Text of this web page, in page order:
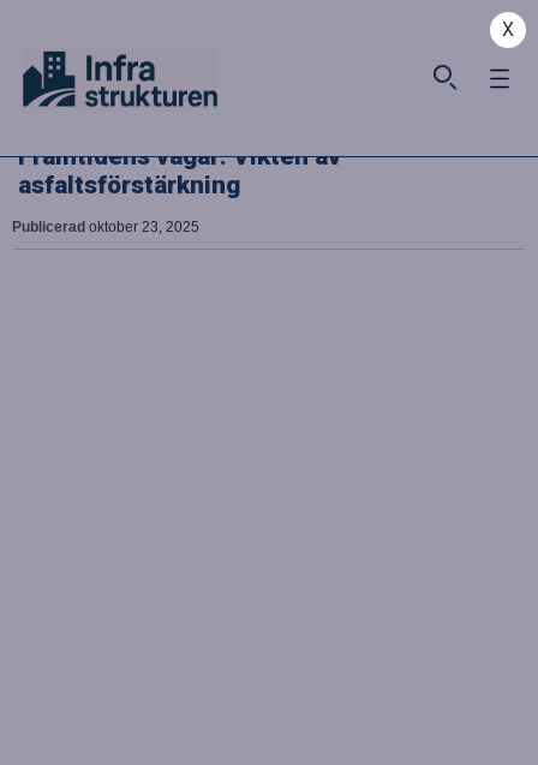
X
Framtidens vägar: Vikten av
asfaltsförstärkning
Publicerad oktober 23, 2025